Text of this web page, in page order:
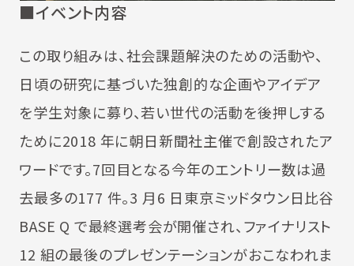
■イベント内容
この取り組みは、社会課題解決のための活動や、
日頃の研究に基づいた独創的な企画やアイデア
を学生対象に募り、若い世代の活動を後押しする
ために2018 年に朝日新聞社主催で創設されたア
ワードです。7回目となる今年のエントリー数は過
去最多の177 件。3 月6 日東京ミッドタウン日比谷
BASE Q で最終選考会が開催され、ファイナリスト
12 組の最後のプレゼンテーションがおこなわれま